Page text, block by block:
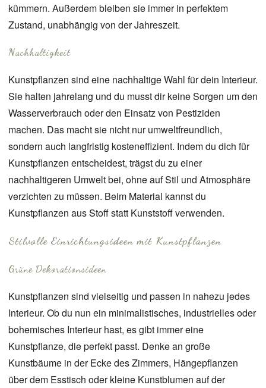
kümmern. Außerdem bleiben sie immer in perfektem
Zustand, unabhängig von der Jahreszeit.
Nachhaltigkeit
Kunstpflanzen sind eine nachhaltige Wahl für dein Interieur.
Sie halten jahrelang und du musst dir keine Sorgen um den
Wasserverbrauch oder den Einsatz von Pestiziden
machen. Das macht sie nicht nur umweltfreundlich,
sondern auch langfristig kosteneffizient. Indem du dich für
Kunstpflanzen entscheidest, trägst du zu einer
nachhaltigeren Umwelt bei, ohne auf Stil und Atmosphäre
verzichten zu müssen. Beim Material kannst du
Kunstpflanzen aus Stoff statt Kunststoff verwenden.
Stilvolle Einrichtungsideen mit Kunstpflanzen
Grüne Dekorationsideen
Kunstpflanzen sind vielseitig und passen in nahezu jedes
Interieur. Ob du nun ein minimalistisches, industrielles oder
bohemisches Interieur hast, es gibt immer eine
Kunstpflanze, die perfekt passt. Denke an große
Kunstbäume in der Ecke des Zimmers, Hängepflanzen
über dem Esstisch oder kleine Kunstblumen auf der